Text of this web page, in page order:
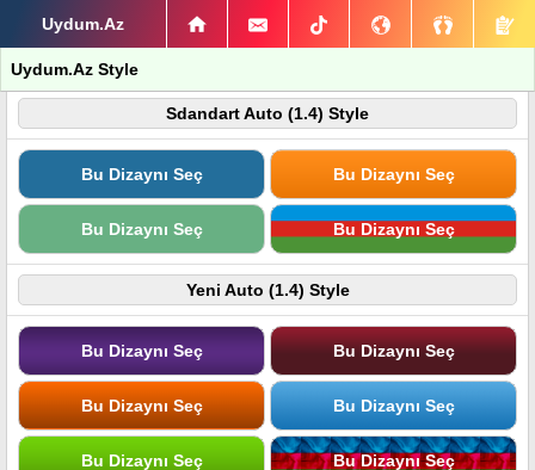
Uydum.Az
Uydum.Az Style
Sdandart Auto (1.4) Style
Bu Dizaynı Seç Bu Dizaynı Seç
Bu Dizaynı Seç Bu Dizaynı Seç
Yeni Auto (1.4) Style
Bu Dizaynı Seç Bu Dizaynı Seç
Bu Dizaynı Seç Bu Dizaynı Seç
Bu Dizaynı Seç Bu Dizaynı Seç